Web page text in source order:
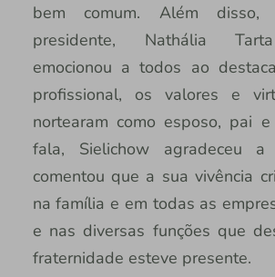
bem comum. Além
presidente, Nathália
emocionou a todos ao
profissional, os valores e
nortearam como esposo, pai
fala, Sielichow agradeceu a
comentou que a sua vivência
na família e em todas as
e nas diversas funções que
fraternidade esteve presente.